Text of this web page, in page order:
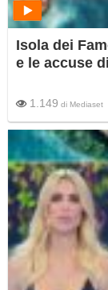
Isola dei
e le accuse
1.149 di Mediaset